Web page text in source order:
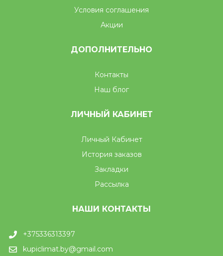
Условия соглашения
Акции
ДОПОЛНИТЕЛЬНО
Контакты
Наш блог
ЛИЧНЫЙ КАБИНЕТ
Личный Кабинет
История заказов
Закладки
Рассылка
НАШИ КОНТАКТЫ
+375336313397
kupiclimat.by@gmail.com